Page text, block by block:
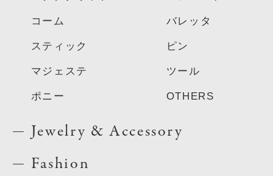
コーム
スティック
マジェステ
ポニー
バレッタ
ピン
ツール
OTHERS
Jewelry & Accessory
Fashion